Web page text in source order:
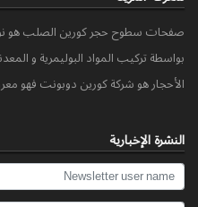
صفحات سطوح حجر کورین الصلب هو نوع
بواسطة ترکیب المواد البولیمریة و
الأحجار هو شرکة کورین دوبونت فهو
النشرة الإخباریة